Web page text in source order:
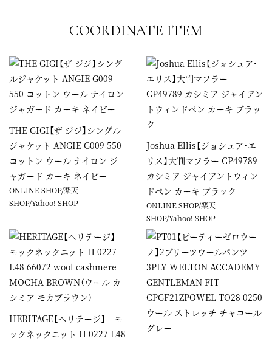
COORDINATE ITEM
THE GIGI【ザ ジジ】シングル
ジャケット ANGIE G009 550
コットン ウール ナイロン ジ
ャガード カーキ ネイビー
ONLINE SHOP/楽天
SHOP/Yahoo! SHOP
Joshua Ellis【ジョシュア・エ
リス】大判マフラー CP49789
カシミア ジャイアントウィン
ドペン カーキ ブラック
ONLINE SHOP/楽天
SHOP/Yahoo! SHOP
HERITAGE【ヘリテージ】 モ
ックネックニット H 0227 L48